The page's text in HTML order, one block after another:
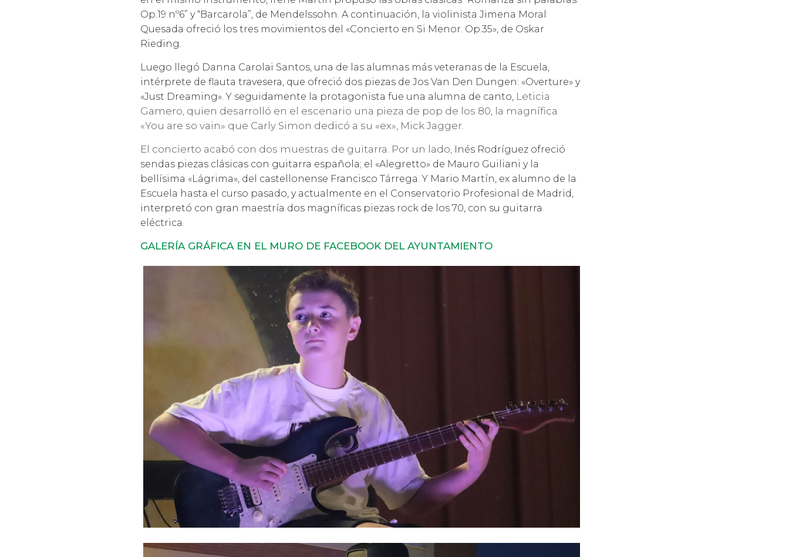
Op.19 nº6” y “Barcarola”, de Mendelssohn. A continuación, la violinista Jimena Moral
Quesada ofreció los tres movimientos del «Concierto en Si Menor. Op.35», de Oskar
Rieding.
Luego llegó Danna Carolai Santos, una de las alumnas más veteranas de la Escuela,
intérprete de flauta travesera, que ofreció dos piezas de Jos Van Den Dungen: «Overture» y
«Just Dreaming». Y seguidamente la protagonista fue una alumna de canto, Leticia
Gamero, quien desarrolló en el escenario una pieza de pop de los 80, la magnífica
«You are so vain» que Carly Simon dedicó a su «ex», Mick Jagger.
El concierto acabó con dos muestras de guitarra. Por un lado, Inés Rodríguez ofreció
sendas piezas clásicas con guitarra española; el «Alegretto» de Mauro Guiliani y la
bellísima «Lágrima», del castellonense Francisco Tárrega. Y Mario Martín, ex alumno de la
Escuela hasta el curso pasado, y actualmente en el Conservatorio Profesional de Madrid,
interpretó con gran maestría dos magníficas piezas rock de los 70, con su guitarra
eléctrica.
GALERÍA GRÁFICA EN EL MURO DE FACEBOOK DEL AYUNTAMIENTO